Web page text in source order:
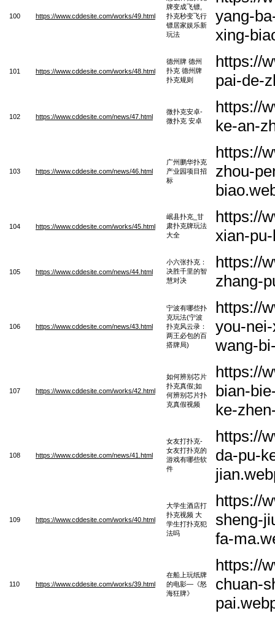
100 https://www.cddesite.com/works/49.html
牌变成飞镖,
扑克秒变飞行
镖居家娱乐新
玩法
yang-
xing-
101 https://www.cddesite.com/works/48.html
德州牌 德州
扑克 德州牌
扑克规则
https://
pai-de-
102 https://www.cddesite.com/news/47.html
微扑克安卓-
微扑克 安卓
https://
ke-an-
103 https://www.cddesite.com/news/46.html
广州鹏华扑克
产业园项目招
标
https://
zhou-
104 https://www.cddesite.com/works/45.html
岷县扑克_甘
肃扑克牌玩法
大全
https://
xian-
105 https://www.cddesite.com/news/44.html
小六张扑克：
决胜千里的智
慧对决
https://
zhang-
106 https://www.cddesite.com/news/43.html
宁波有哪些扑
克玩法(宁波
扑克风云录：
两王必包的百
搭牌局)
https://
you-
wang-
107 https://www.cddesite.com/works/42.html
如何辨别芯片
扑克真假;如
何辨别芯片扑
克真假视频
https://
bian-
ke-
108 https://www.cddesite.com/news/41.html
女友打扑克-
女友打扑克的
游戏有哪些软
件
https://
da-pu-
109 https://www.cddesite.com/works/40.html
大学生酒店打
扑克视频 大
学生打扑克犯
法吗
https://
sheng-
fa-
110 https://www.cddesite.com/works/39.html
在船上玩纸牌
的电影—《怒
海狂牌》
https://
chuan-